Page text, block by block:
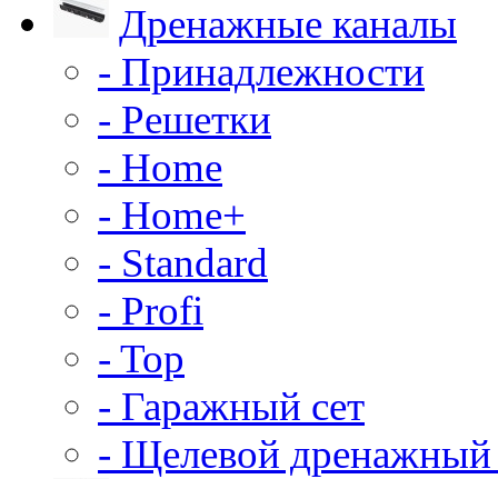
Дренажные каналы
- Принадлежности
- Решетки
- Home
- Home+
- Standard
- Profi
- Top
- Гаражный сет
- Щелевой дренажный